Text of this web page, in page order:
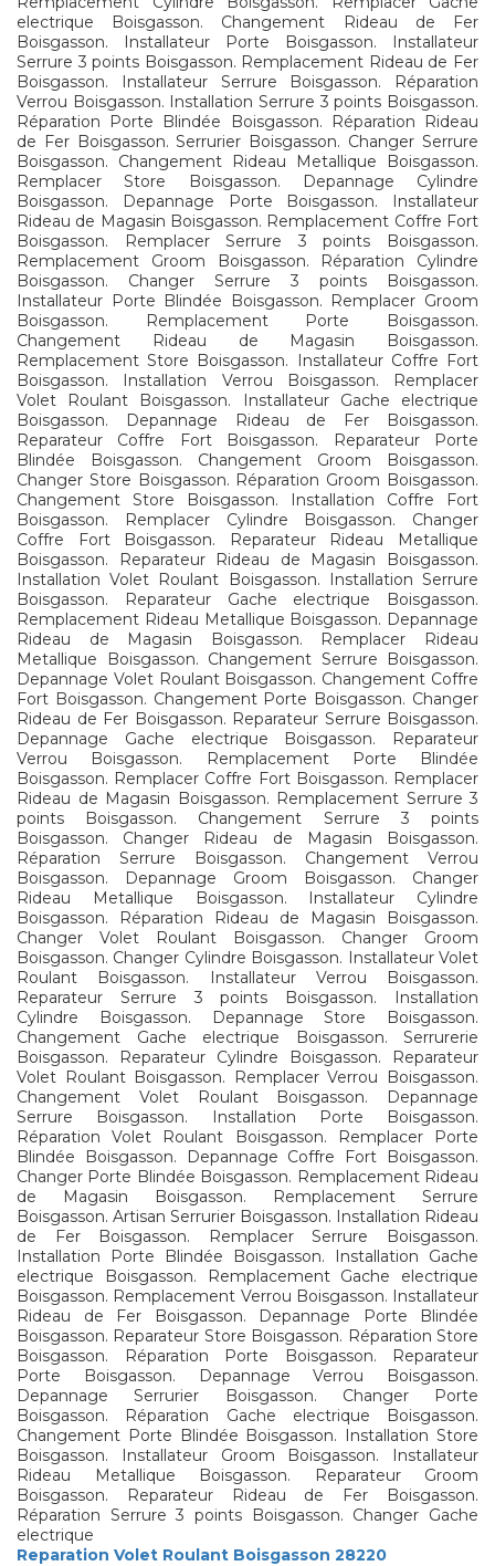
electrique Boisgasson. Changement Rideau de Fer
Boisgasson. Installateur Porte Boisgasson. Installateur
Serrure 3 points Boisgasson. Remplacement Rideau de Fer
Boisgasson. Installateur Serrure Boisgasson. Réparation
Verrou Boisgasson. Installation Serrure 3 points Boisgasson.
Réparation Porte Blindée Boisgasson. Réparation Rideau
de Fer Boisgasson. Serrurier Boisgasson. Changer Serrure
Boisgasson. Changement Rideau Metallique Boisgasson.
Remplacer Store Boisgasson. Depannage Cylindre
Boisgasson. Depannage Porte Boisgasson. Installateur
Rideau de Magasin Boisgasson. Remplacement Coffre Fort
Boisgasson. Remplacer Serrure 3 points Boisgasson.
Remplacement Groom Boisgasson. Réparation Cylindre
Boisgasson. Changer Serrure 3 points Boisgasson.
Installateur Porte Blindée Boisgasson. Remplacer Groom
Boisgasson. Remplacement Porte Boisgasson.
Changement Rideau de Magasin Boisgasson.
Remplacement Store Boisgasson. Installateur Coffre Fort
Boisgasson. Installation Verrou Boisgasson. Remplacer
Volet Roulant Boisgasson. Installateur Gache electrique
Boisgasson. Depannage Rideau de Fer Boisgasson.
Reparateur Coffre Fort Boisgasson. Reparateur Porte
Blindée Boisgasson. Changement Groom Boisgasson.
Changer Store Boisgasson. Réparation Groom Boisgasson.
Changement Store Boisgasson. Installation Coffre Fort
Boisgasson. Remplacer Cylindre Boisgasson. Changer
Coffre Fort Boisgasson. Reparateur Rideau Metallique
Boisgasson. Reparateur Rideau de Magasin Boisgasson.
Installation Volet Roulant Boisgasson. Installation Serrure
Boisgasson. Reparateur Gache electrique Boisgasson.
Remplacement Rideau Metallique Boisgasson. Depannage
Rideau de Magasin Boisgasson. Remplacer Rideau
Metallique Boisgasson. Changement Serrure Boisgasson.
Depannage Volet Roulant Boisgasson. Changement Coffre
Fort Boisgasson. Changement Porte Boisgasson. Changer
Rideau de Fer Boisgasson. Reparateur Serrure Boisgasson.
Depannage Gache electrique Boisgasson. Reparateur
Verrou Boisgasson. Remplacement Porte Blindée
Boisgasson. Remplacer Coffre Fort Boisgasson. Remplacer
Rideau de Magasin Boisgasson. Remplacement Serrure 3
points Boisgasson. Changement Serrure 3 points
Boisgasson. Changer Rideau de Magasin Boisgasson.
Réparation Serrure Boisgasson. Changement Verrou
Boisgasson. Depannage Groom Boisgasson. Changer
Rideau Metallique Boisgasson. Installateur Cylindre
Boisgasson. Réparation Rideau de Magasin Boisgasson.
Changer Volet Roulant Boisgasson. Changer Groom
Boisgasson. Changer Cylindre Boisgasson. Installateur Volet
Roulant Boisgasson. Installateur Verrou Boisgasson.
Reparateur Serrure 3 points Boisgasson. Installation
Cylindre Boisgasson. Depannage Store Boisgasson.
Changement Gache electrique Boisgasson. Serrurerie
Boisgasson. Reparateur Cylindre Boisgasson. Reparateur
Volet Roulant Boisgasson. Remplacer Verrou Boisgasson.
Changement Volet Roulant Boisgasson. Depannage
Serrure Boisgasson. Installation Porte Boisgasson.
Réparation Volet Roulant Boisgasson. Remplacer Porte
Blindée Boisgasson. Depannage Coffre Fort Boisgasson.
Changer Porte Blindée Boisgasson. Remplacement Rideau
de Magasin Boisgasson. Remplacement Serrure
Boisgasson. Artisan Serrurier Boisgasson. Installation Rideau
de Fer Boisgasson. Remplacer Serrure Boisgasson.
Installation Porte Blindée Boisgasson. Installation Gache
electrique Boisgasson. Remplacement Gache electrique
Boisgasson. Remplacement Verrou Boisgasson. Installateur
Rideau de Fer Boisgasson. Depannage Porte Blindée
Boisgasson. Reparateur Store Boisgasson. Réparation Store
Boisgasson. Réparation Porte Boisgasson. Reparateur
Porte Boisgasson. Depannage Verrou Boisgasson.
Depannage Serrurier Boisgasson. Changer Porte
Boisgasson. Réparation Gache electrique Boisgasson.
Changement Porte Blindée Boisgasson. Installation Store
Boisgasson. Installateur Groom Boisgasson. Installateur
Rideau Metallique Boisgasson. Reparateur Groom
Boisgasson. Reparateur Rideau de Fer Boisgasson.
Réparation Serrure 3 points Boisgasson. Changer Gache
electrique
Reparation Volet Roulant Boisgasson 28220